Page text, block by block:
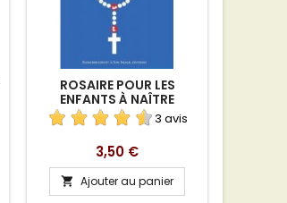
ROSAIRE POUR LES
ENFANTS À NAÎTRE
JOCELYNE GENTON /
MAUREEN SWENNEY-KYLE
3 avis
Prix
3,50 €
 Ajouter au panier